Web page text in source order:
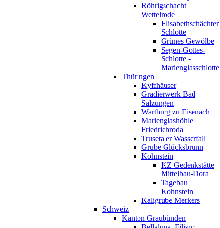
Röhrigschacht
Wettelrode
Elisabethschächter
Schlotte
Grünes Gewölbe
Segen-Gottes-
Schlotte -
Marienglasschlotte
Thüringen
Kyffhäuser
Gradierwerk Bad
Salzungen
Wartburg zu Eisenach
Marienglashöhle
Friedrichroda
Trusetaler Wasserfall
Grube Glücksbrunn
Kohnstein
KZ Gedenkstätte
Mittelbau-Dora
Tagebau
Kohnstein
Kaligrube Merkers
Schweiz
Kanton Graubünden